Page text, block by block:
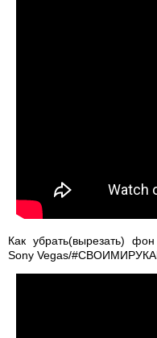
Как убрать(вырезать)
Sony Vegas/